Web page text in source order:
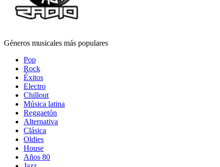
Géneros musicales más populares
Pop
Rock
Éxitos
Electro
Chillout
Música latina
Reggaetón
Alternativa
Clásica
Oldies
House
Años 80